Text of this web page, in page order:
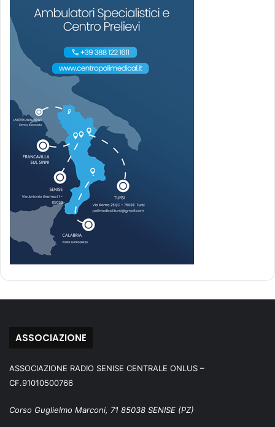
ASSOCIAZIONE
ASSOCIAZIONE RADIO SENISE CENTRALE ONLUS –
CF.91010500766
Corso Guglielmo Marconi, 71 85038 SENISE (PZ)